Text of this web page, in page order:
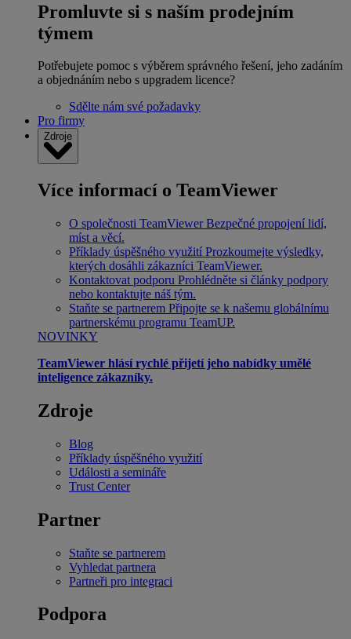
Promluvte si s naším prodejním
týmem
Potřebujete pomoc s výběrem správného řešení, jeho zadáním
a objednáním nebo s upgradem licence?
Sdělte nám své požadavky
Pro firmy
Zdroje
Více informací o TeamViewer
O společnosti TeamViewer Bezpečné propojení lidí,
míst a věcí.
Příklady úspěšného využití Prozkoumejte výsledky,
kterých dosáhli zákazníci TeamViewer.
Kontaktovat podporu Prohlédněte si články podpory
nebo kontaktujte náš tým.
Staňte se partnerem Připojte se k našemu globálnímu
partnerskému programu TeamUP.
NOVINKY
TeamViewer hlásí rychlé přijetí jeho nabídky umělé
inteligence zákazníky.
Zdroje
Blog
Příklady úspěšného využití
Události a semináře
Trust Center
Partner
Staňte se partnerem
Vyhledat partnera
Partneři pro integraci
Podpora